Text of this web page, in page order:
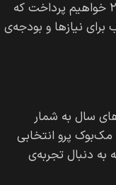
این مقاله، به بهترین لپ‌تاپ‌های سال ۲۰۲۳ خواهیم پرداخت که
نیازها و بودجه‌ی
سال به شمار
مک‌بوک پرو انتخابی
به دنبال تجربه‌ی